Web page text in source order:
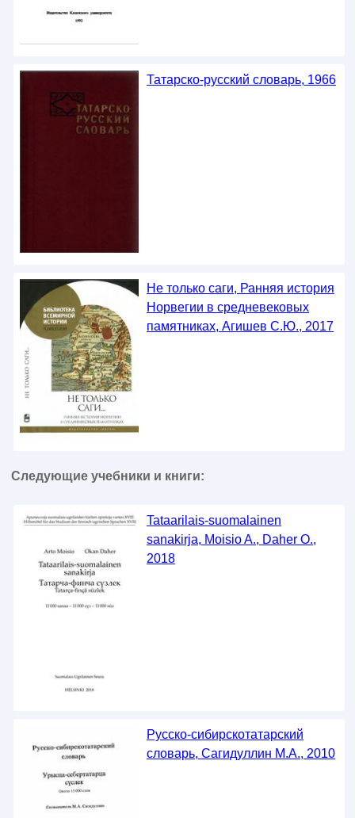
Татарско-русский словарь, 1966
Не только саги, Ранняя история
Норвегии в средневековых
памятниках, Агишев С.Ю., 2017
Следующие учебники и книги:
Tataarilais-suomalainen
sanakirja, Moisio A., Daher O.,
2018
Русско-сибирскотатарский
словарь, Сагидуллин М.А., 2010